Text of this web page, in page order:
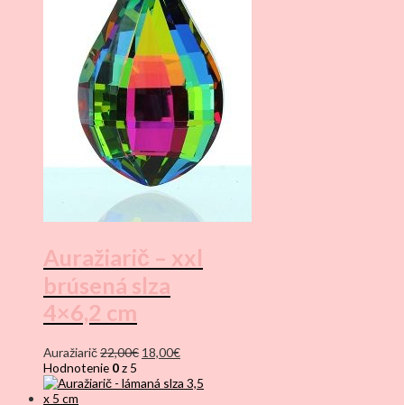
Auražiarič – xxl
brúsená slza
4×6,2 cm
Auražiarič22,00€ Pôvodná
bola:
18,00€Aktuálna
je:
Hodnotenie 0z 5